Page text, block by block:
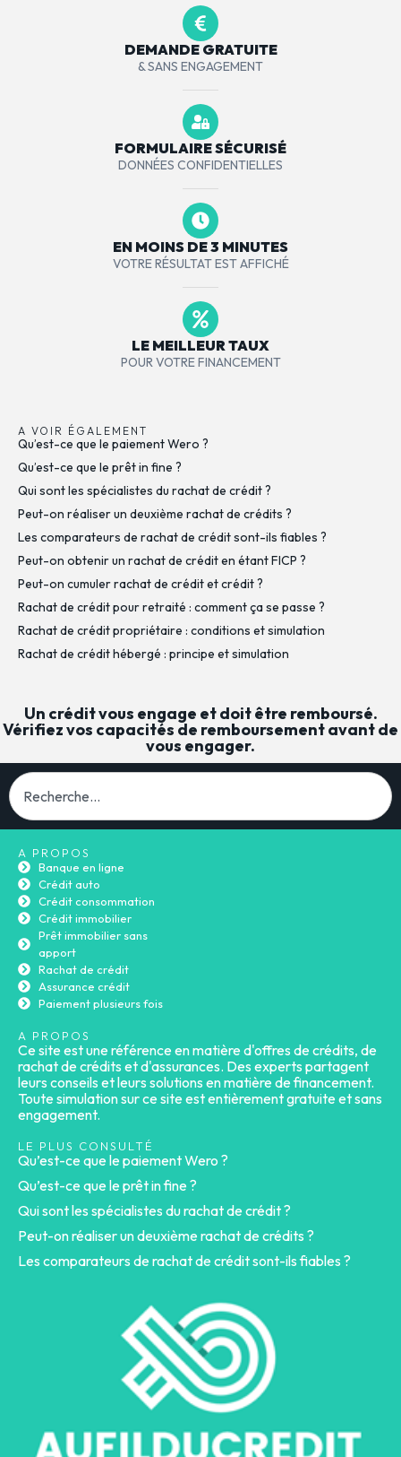
DEMANDE GRATUITE
& SANS ENGAGEMENT
FORMULAIRE SÉCURISÉ
DONNÉES CONFIDENTIELLES
EN MOINS DE 3 MINUTES
VOTRE RÉSULTAT EST AFFICHÉ
LE MEILLEUR TAUX
POUR VOTRE FINANCEMENT
A VOIR ÉGALEMENT
Qu’est-ce que le paiement Wero ?
Qu’est-ce que le prêt in fine ?
Qui sont les spécialistes du rachat de crédit ?
Peut-on réaliser un deuxième rachat de crédits ?
Les comparateurs de rachat de crédit sont-ils fiables ?
Peut-on obtenir un rachat de crédit en étant FICP ?
Peut-on cumuler rachat de crédit et crédit ?
Rachat de crédit pour retraité : comment ça se passe ?
Rachat de crédit propriétaire : conditions et simulation
Rachat de crédit hébergé : principe et simulation
Un crédit vous engage et doit être remboursé.
Vérifiez vos capacités de remboursement avant de
vous engager.
A PROPOS
Banque en ligne
Crédit auto
Crédit consommation
Crédit immobilier
Prêt immobilier sans
apport
Rachat de crédit
Assurance crédit
Paiement plusieurs fois
A PROPOS
Ce site est une référence en matière d'offres de crédits, de
rachat de crédits et d'assurances. Des experts partagent
leurs conseils et leurs solutions en matière de financement.
Toute simulation sur ce site est entièrement gratuite et sans
engagement.
LE PLUS CONSULTÉ
Qu’est-ce que le paiement Wero ?
Qu’est-ce que le prêt in fine ?
Qui sont les spécialistes du rachat de crédit ?
Peut-on réaliser un deuxième rachat de crédits ?
Les comparateurs de rachat de crédit sont-ils fiables ?